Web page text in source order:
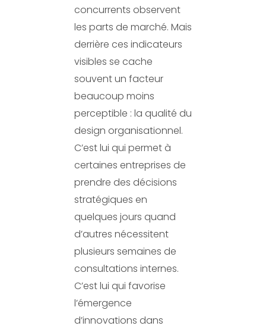
concurrents observent
les parts de marché. Mais
derrière ces indicateurs
visibles se cache
souvent un facteur
beaucoup moins
perceptible : la qualité du
design organisationnel.
C’est lui qui permet à
certaines entreprises de
prendre des décisions
stratégiques en
quelques jours quand
d’autres nécessitent
plusieurs semaines de
consultations internes.
C’est lui qui favorise
l’émergence
d’innovations dans